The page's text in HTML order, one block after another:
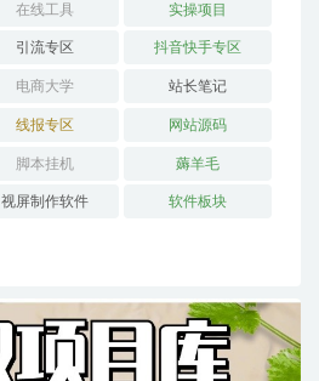
在线工具 实操项目
引流专区 抖音快手专区
电商大学 站长笔记
线报专区 网站源码
脚本挂机 薅羊毛
视屏制作软件 软件板块